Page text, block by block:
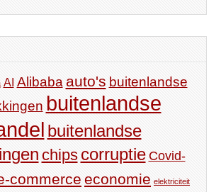
AI Alibaba auto's buitenlandse
buitenlandse
buitenlandse
chips corruptie Covid-
commerce economie elektriciteit